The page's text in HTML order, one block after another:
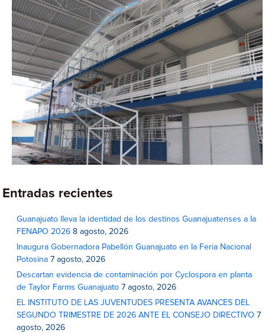
Entradas recientes
Guanajuato lleva la identidad de los destinos Guanajuatenses a la
FENAPO 2026 8 agosto, 2026
Inaugura Gobernadora Pabellón Guanajuato en la Feria Nacional
Potosina 7 agosto, 2026
Descartan evidencia de contaminación por Cyclospora en planta
de Taylor Farms Guanajuato 7 agosto, 2026
EL INSTITUTO DE LAS JUVENTUDES PRESENTA AVANCES DEL
SEGUNDO TRIMESTRE DE 2026 ANTE EL CONSEJO DIRECTIVO 7
agosto, 2026